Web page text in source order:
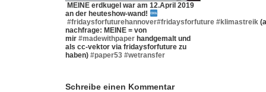
MEINE erdkugel war am 12.April 2019
an der heuteshow-wand!
#fridaysforfuturehannover#fridaysforfuture #klimastreik
nachfrage: MEINE = von
mir #madewithpaper handgemalt und
als cc-vektor via fridaysforfuture zu
haben) #paper53 #wetransfer
Schreibe einen Kommentar